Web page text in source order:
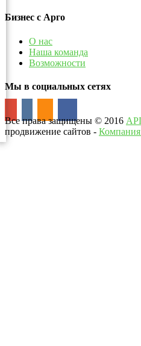
Бизнес с Арго
О нас
Наша команда
Возможности
Мы в социальных сетях
Все права защищены © 2016
продвижение сайтов - Компания